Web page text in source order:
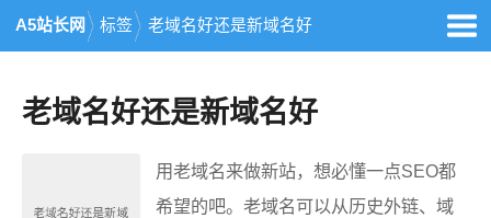
A5站长网 标签 老域名好还是新域名好
老域名好还是新域名好
用老域名来做新站，想必懂一点SEO都
希望的吧。老域名可以从历史外链、域